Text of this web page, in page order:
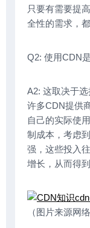
只要有需要提
全性的需求，
Q2: 使用CDN
A2: 这取决于
许多CDN提供
自己的实际使
制成本，考虑
强，这些投入
增长，从而得
（图片来源网